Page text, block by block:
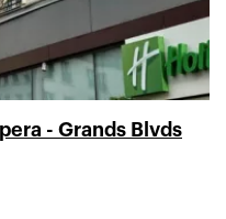
- Grands Blvds